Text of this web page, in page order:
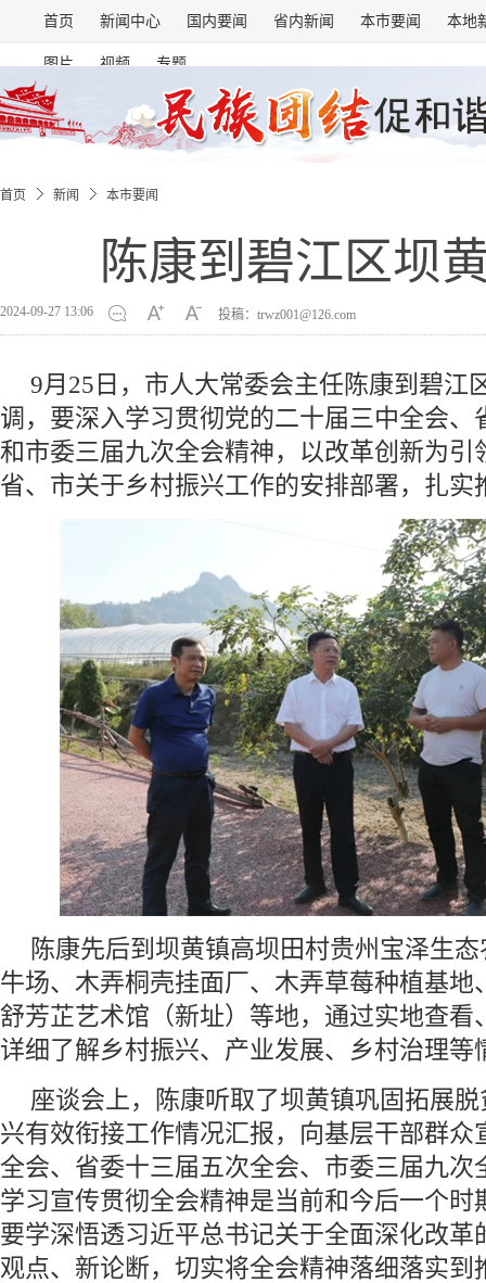
首页 新闻中心 国内要闻 省内新闻 本市要闻 本地
图片 视频 专题
首页 新闻 本市要闻
陈康到碧江区坝
2024-09-27 13:06 投稿：trwz001@126.com
9月25日，市人大常委会主任陈康到碧江
调，要深入学习贯彻党的二十届三中全会、
和市委三届九次全会精神，以改革创新为引
省、市关于乡村振兴工作的安排部署，扎实
陈康先后到坝黄镇高坝田村贵州宝泽生
牛场、木弄桐壳挂面厂、木弄草莓种植基地
舒芳芷艺术馆（新址）等地，通过实地查看
详细了解乡村振兴、产业发展、乡村治理等
座谈会上，陈康听取了坝黄镇巩固拓展
兴有效衔接工作情况汇报，向基层干部群众
全会、省委十三届五次全会、市委三届九次
学习宣传贯彻全会精神是当前和今后一个时
要学深悟透习近平总书记关于全面深化改革
观点、新论断，切实将全会精神落细落实到